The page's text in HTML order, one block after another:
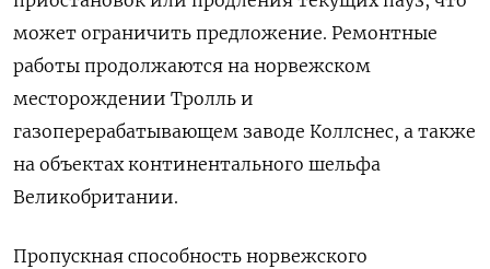
может ограничить предложение. Ремонтные
работы продолжаются на норвежском
месторождении Тролль и
газоперерабатывающем заводе Коллснес, а также
на объектах континентального шельфа
Великобритании.
Пропускная способность норвежского